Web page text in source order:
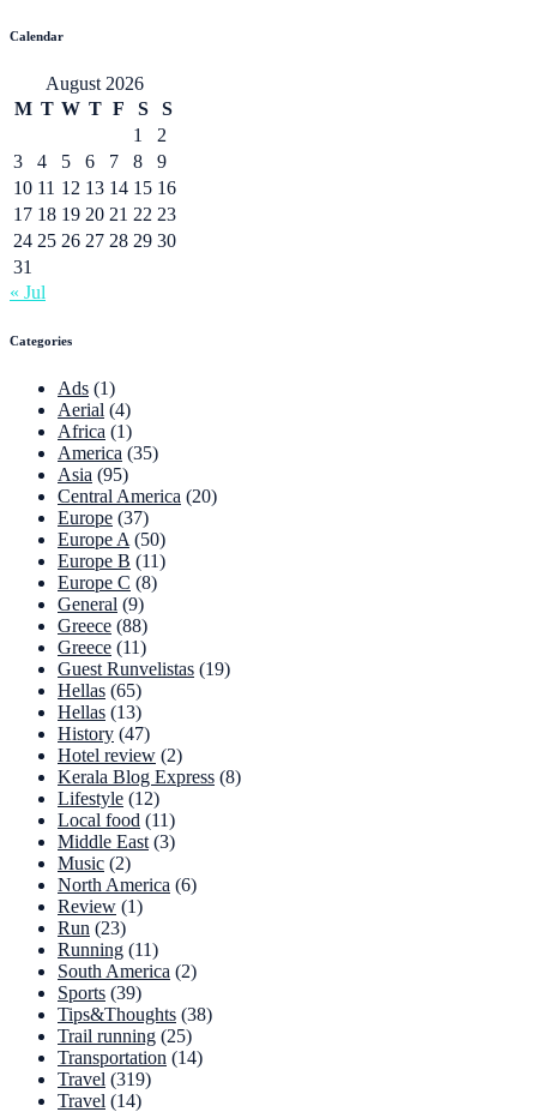
Calendar
August 2026
M T W T F S
S
1
2
3
4 5 6 7 8
9
10 11 12 13 14 15 16
17 18 19 20 21 22 23
24 25 26 27 28 29 30
31
« Jul
Categories
Ads (1)
Aerial (4)
Africa (1)
America (35)
Asia (95)
Central America (20)
Europe (37)
Europe A (50)
Europe B (11)
Europe C (8)
General (9)
Greece (88)
Greece (11)
Guest Runvelistas (19)
Hellas (65)
Hellas (13)
History (47)
Hotel review (2)
Kerala Blog Express (8)
Lifestyle (12)
Local food (11)
Middle East (3)
Music (2)
North America (6)
Review (1)
Run (23)
Running (11)
South America (2)
Sports (39)
Tips&Thoughts (38)
Trail running (25)
Transportation (14)
Travel (319)
Travel (14)